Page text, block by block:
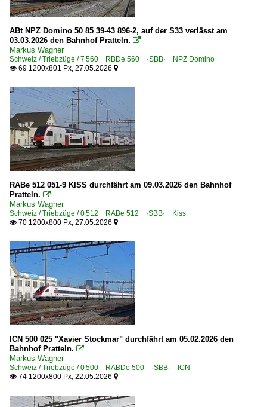
ABt NPZ Domino 50 85 39-43 896-2, auf der S33 verlässt am
03.03.2026 den Bahnhof Pratteln. 
Markus Wagner
Schweiz / Triebzüge / 7 560 RBDe 560 ·SBB· NPZ Domino
 69 1200x801 Px, 27.05.2026 
RABe 512 051-9 KISS durchfährt am 09.03.2026 den Bahnhof
Pratteln. 
Markus Wagner
Schweiz / Triebzüge / 0 512 RABe 512 ·SBB· Kiss
 70 1200x800 Px, 27.05.2026 
ICN 500 025 "Xavier Stockmar" durchfährt am 05.02.2026 den
Bahnhof Pratteln. 
Markus Wagner
Schweiz / Triebzüge / 0 500 RABDe 500 ·SBB· ICN
 74 1200x800 Px, 22.05.2026 